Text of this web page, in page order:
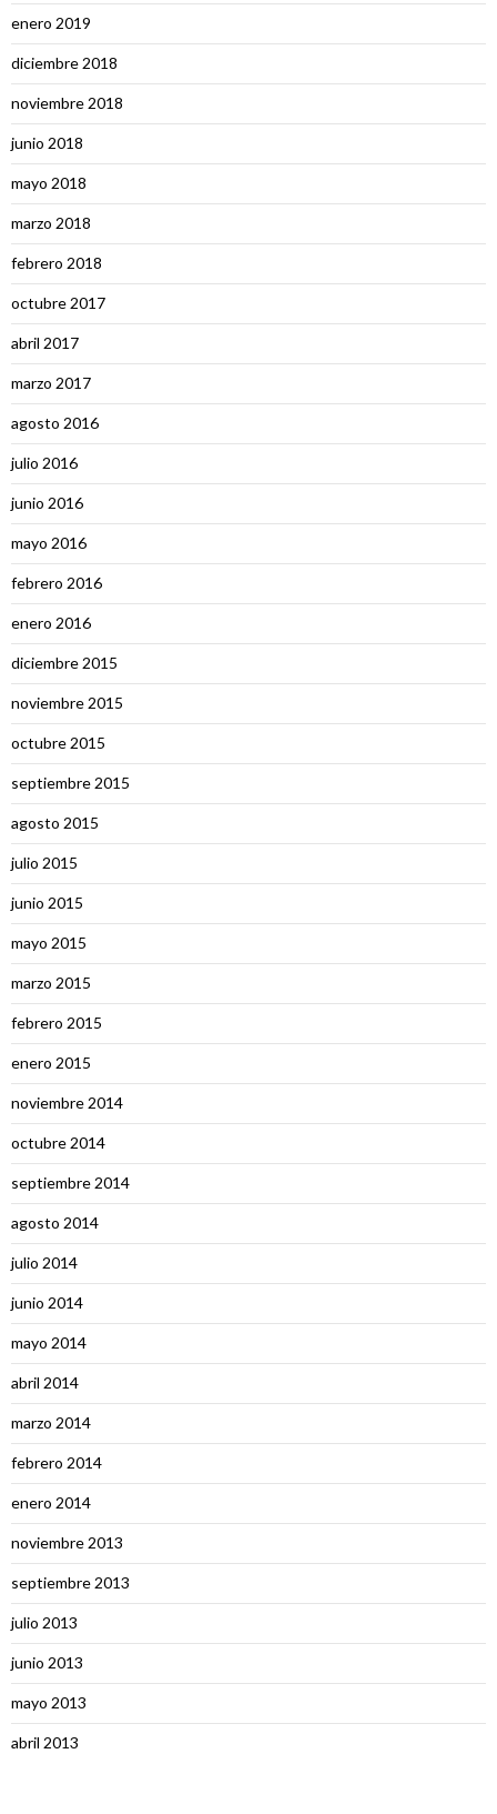
enero 2019
diciembre 2018
noviembre 2018
junio 2018
mayo 2018
marzo 2018
febrero 2018
octubre 2017
abril 2017
marzo 2017
agosto 2016
julio 2016
junio 2016
mayo 2016
febrero 2016
enero 2016
diciembre 2015
noviembre 2015
octubre 2015
septiembre 2015
agosto 2015
julio 2015
junio 2015
mayo 2015
marzo 2015
febrero 2015
enero 2015
noviembre 2014
octubre 2014
septiembre 2014
agosto 2014
julio 2014
junio 2014
mayo 2014
abril 2014
marzo 2014
febrero 2014
enero 2014
noviembre 2013
septiembre 2013
julio 2013
junio 2013
mayo 2013
abril 2013